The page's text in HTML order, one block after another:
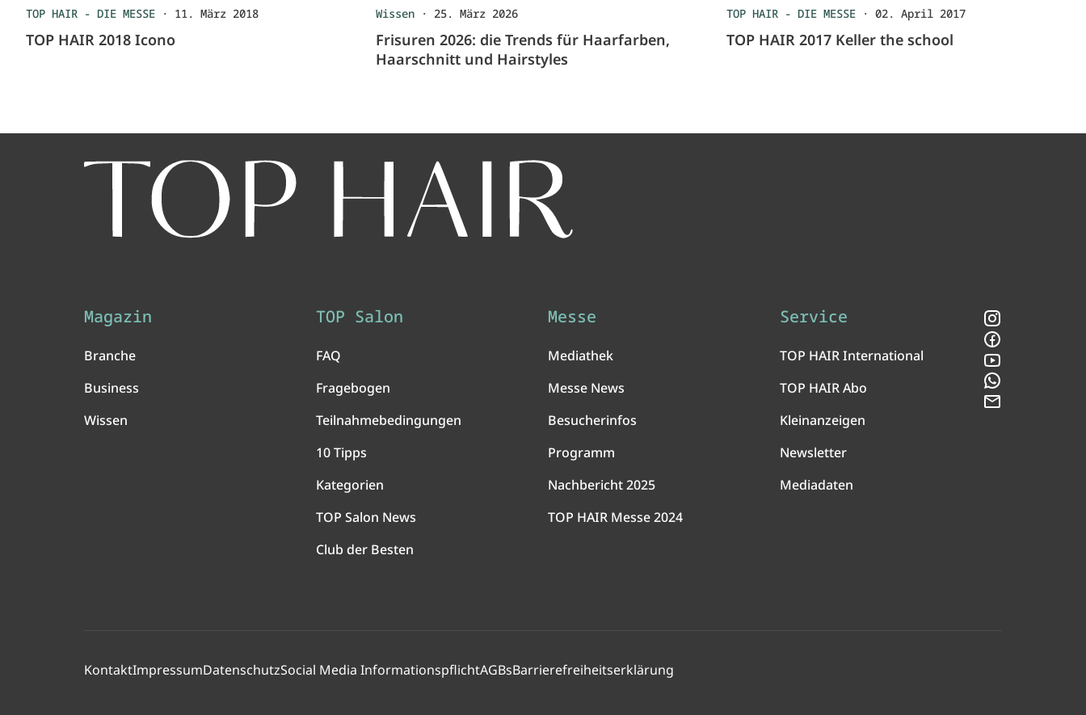
TOP HAIR - DIE MESSE · 11. März 2018
TOP HAIR 2018 Icono
Wissen · 25. März 2026
Frisuren 2026: die Trends für Haarfarben,
Haarschnitt und Hairstyles
TOP HAIR - DIE MESSE· 02. April 2017
TOP HAIR 2017 Keller the school
Magazin
Branche
Business
Wissen
TOP Salon
FAQ
Fragebogen
Teilnahmebedingungen
10 Tipps
Kategorien
TOP Salon News
Club der Besten
Messe
Mediathek
Messe News
Besucherinfos
Programm
Nachbericht 2025
TOP HAIR Messe 2024
Service
TOP HAIR International
TOP HAIR Abo
Kleinanzeigen
Newsletter
Mediadaten
KontaktImpressumDatenschutzSocial Media InformationspflichtAGBsBarrierefreiheitserklärung